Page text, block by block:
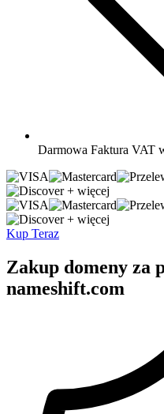
Darmowa Faktura VAT
+ więcej
+ więcej
Kup Teraz
Zakup domeny za
nameshift.com